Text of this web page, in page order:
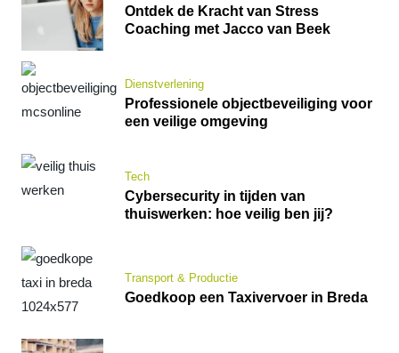
Ontdek de Kracht van Stress
Coaching met Jacco van Beek
Dienstverlening
Professionele objectbeveiliging voor
een veilige omgeving
Tech
Cybersecurity in tijden van
thuiswerken: hoe veilig ben jij?
Transport & Productie
Goedkoop een Taxivervoer in Breda